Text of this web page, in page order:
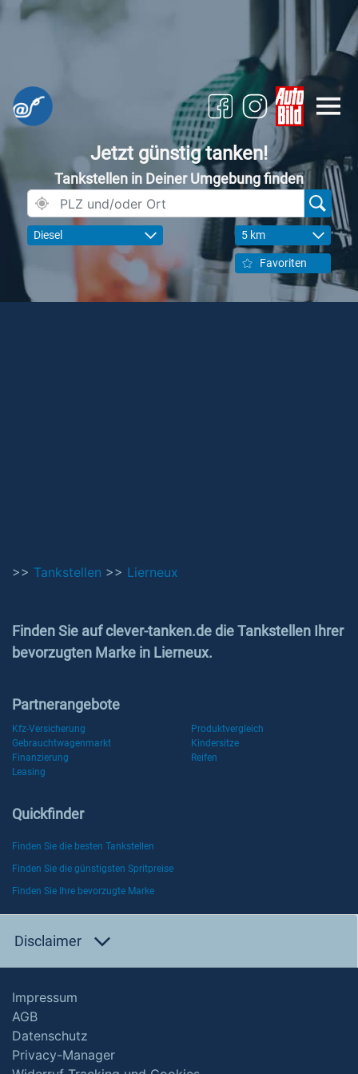
Jetzt günstig tanken!
Tankstellen in Deiner Umgebung finden
Diesel 5 km
Favoriten
>> Tankstellen >> Lierneux
Finden Sie auf clever-tanken.de die Tankstellen Ihrer
bevorzugten Marke in Lierneux.
Partnerangebote
Kfz-Versicherung
Produktvergleich
Gebrauchtwagenmarkt
Kindersitze
Finanzierung
Reifen
Leasing
Quickfinder
Finden Sie die besten Tankstellen
Finden Sie die günstigsten Spritpreise
Finden Sie Ihre bevorzugte Marke
Disclaimer
Impressum
AGB
Datenschutz
Privacy-Manager